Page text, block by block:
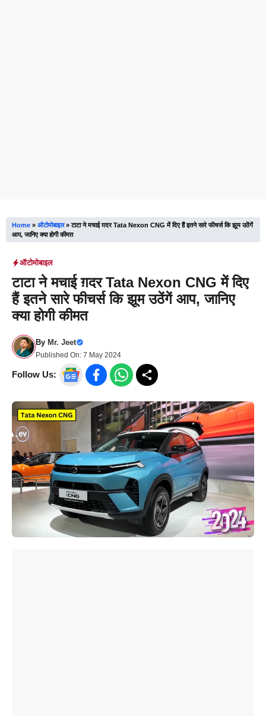
Home » ऑटोमोबाइल»टाटा ने मचाई ग़दर Tata Nexon CNG में दिए हैं इतने सारे फीचर्स कि झूम उठेंगें
आप, जानिए क्या होगी कीमत
ऑटोमोबाइल
टाटा ने मचाई ग़दर Tata Nexon CNG में दिए
हैं इतने सारे फीचर्स कि झूम उठेंगें आप, जानिए
क्या होगी कीमत
By Mr. Jeet
Published On: 7 May 2024
Follow Us: